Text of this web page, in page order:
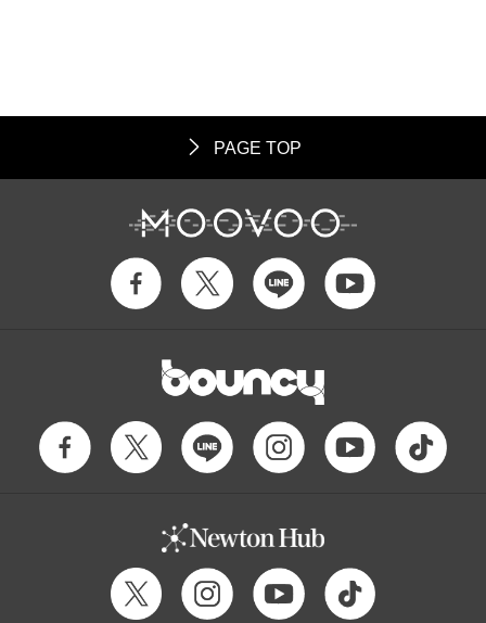
PAGE TOP